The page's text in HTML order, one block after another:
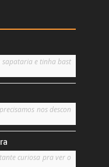
e tinha bast
nos descon
curiosa pra ver o